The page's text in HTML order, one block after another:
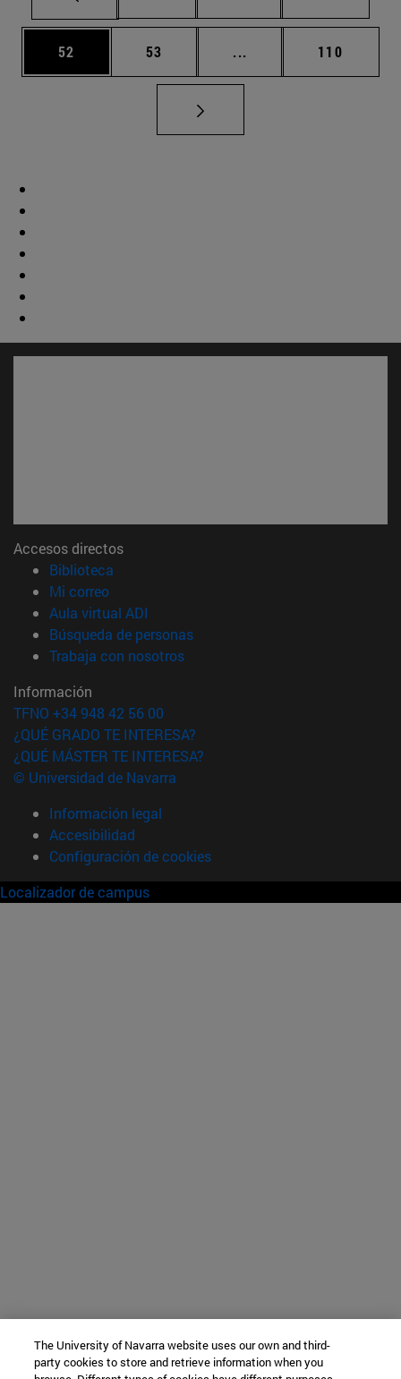
Página
52 Página
53 ... Páginas intermedias
Página
110
Accesos directos
Biblioteca
Mi correo(abre en nueva ventana)
Aula virtual ADI
Búsqueda de personas(abre en nueva ventana)
Trabaja con nosotros(abre en nueva ventana)
Información
TFNO +34 948 42 56 00
¿QUÉ GRADO TE INTERESA?
¿QUÉ MÁSTER TE INTERESA?
© Universidad de Navarra
Información legal
Accesibilidad
Configuración de cookies
Localizador de campus
The University of Navarra website uses our own and third-
party cookies to store and retrieve information when you